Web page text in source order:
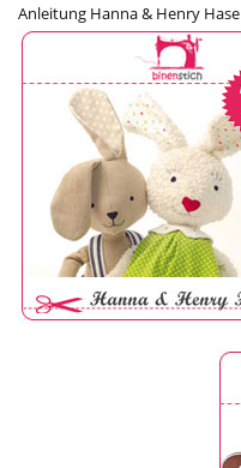
Anleitung Hanna & Henry Hase